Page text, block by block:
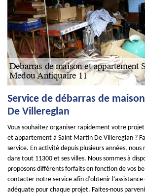
Service de débarras de
De Villereglan
Vous souhaitez organiser rapidement votre
et appartement à Saint Martin De Villereglan ?
service. En activité depuis plusieurs années, nous
dans tout 11300 et ses villes. Nous sommes à
proposons différents forfaits en fonction de vos
contacter notre service afin d’obtenir
adéquate pour chaque projet. Faites-nous